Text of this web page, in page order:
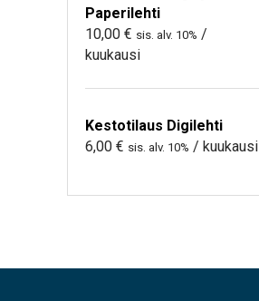
Paperilehti
10,00 € sis. alv. 10% /
kuukausi
Kestotilaus Digilehti
6,00 € sis. alv. 10% / kuukausi